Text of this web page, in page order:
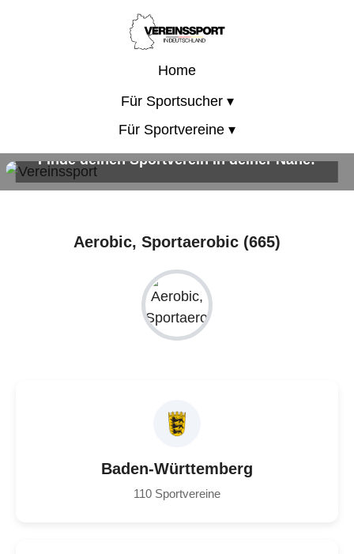
Home
Für Sportsucher ▾
Für Sportvereine ▾
Finde deinen Sportverein in deiner Nähe!
Aerobic, Sportaerobic (665)
Baden-Württemberg
110 Sportvereine